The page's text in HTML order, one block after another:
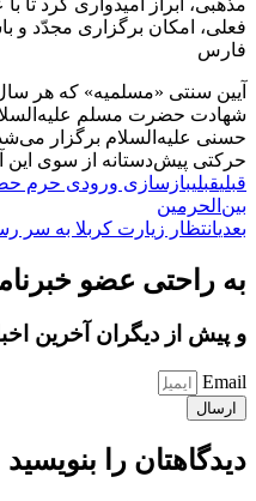
مذهبی، ابراز امیدواری کرد تا
فعلی، امکان برگزاری مجدّد و
فارس
آیین سنتی «مسلمیه» که هر
شهادت حضرت مسلم
حسنی علیه‌السلام برگزار
حرکتی پیش‌دستانه از سوی
قبلیقبلیبازسازی ورودی حرم
بین‌الحرمین
بعدیانتظار زیارت کربلا به سر
به راحتی عضو
و پیش از دیگران آخرین
Email
ارسال
دیدگاهتان را بنویسید